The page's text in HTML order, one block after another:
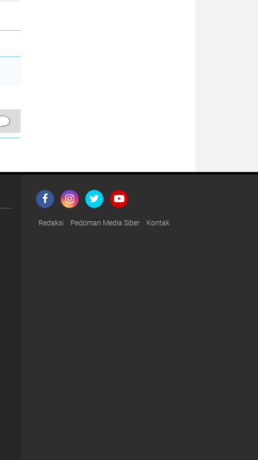
Redaksi Pedoman Media Siber Kontak